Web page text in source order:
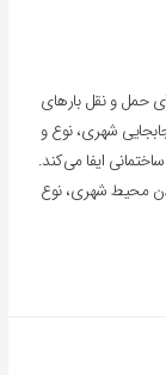
حمل و نقل بارهای
شهری، نوع و
ایفا می‌کند.
محیط شهری، نوع